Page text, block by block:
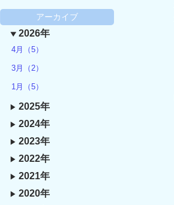
アーカイブ
2026年
4月（5）
3月（2）
1月（5）
2025年
2024年
2023年
2022年
2021年
2020年